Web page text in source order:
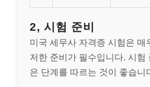
2, 시험 준비
미국 세무사 자격증 시험은 매
저한 준비가 필수입니다. 시험
은 단계를 따르는 것이 좋습니